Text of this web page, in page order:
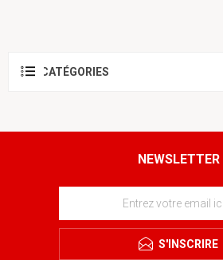
CATÉGORIES
NEWSLETTER
S'INSCRIRE